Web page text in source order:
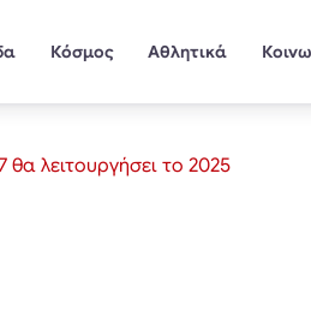
Κόσμος Αθλητικά
λειτουργήσει το 2025